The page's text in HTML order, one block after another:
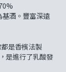
酒。豐富深遠
是香檳法製
是進行了乳酸發